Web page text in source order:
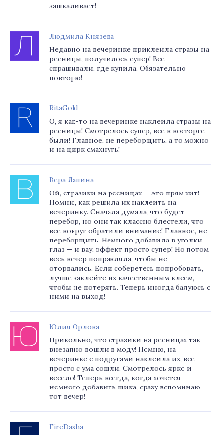
зашкаливает!
Людмила Князева
Недавно на вечеринке приклеила стразы на
ресницы, получилось супер! Все
спрашивали, где купила. Обязательно
повторю!
RitaGold
О, я как-то на вечеринке наклеила стразы на
ресницы! Смотрелось супер, все в восторге
были! Главное, не переборщить, а то можно
и на цирк смахнуть!
Вера Лапина
Ой, стразики на ресницах — это прям хит!
Помню, как решила их наклеить на
вечеринку. Сначала думала, что будет
перебор, но они так классно блестели, что
все вокруг обратили внимание! Главное, не
переборщить. Немного добавила в уголки
глаз — и вау, эффект просто супер! Но потом
весь вечер поправляла, чтобы не
оторвались. Если соберетесь попробовать,
лучше заклейте их качественным клеем,
чтобы не потерять. Теперь иногда балуюсь с
ними на выход!
Юлия Орлова
Прикольно, что стразики на ресницах так
внезапно вошли в моду! Помню, на
вечеринке с подругами наклеила их, все
просто с ума сошли. Смотрелось ярко и
весело! Теперь всегда, когда хочется
немного добавить шика, сразу вспоминаю
тот вечер!
FireDasha